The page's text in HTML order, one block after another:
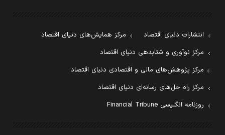
انتشارات دنیای اقتصاد
مرکز همایش‌های دنیای اقتصاد
مرکز نوآوری و شتابدهی دنیای اقتصاد
مرکز پژوهش‌های مالی و اقتصادی دنیای اقتصاد
مرکز راه حل‌های رسانه‌ای دنیای اقتصاد
روزنامه انگلیسی Financial Tribune